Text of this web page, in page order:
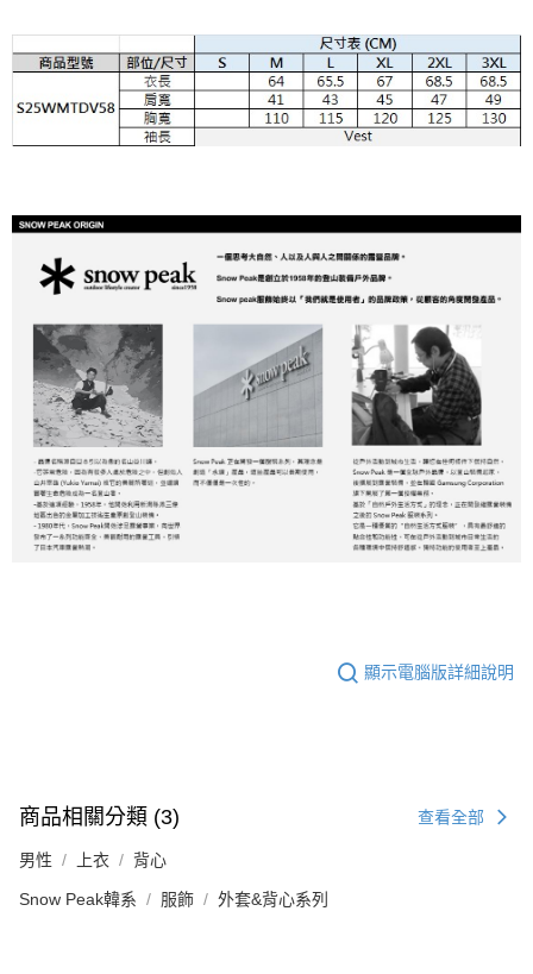
顯示電腦版詳細說明
商品相關分類 (3) 查看全部
男性 上衣 背心
Snow Peak韓系 服飾 外套&背心系列